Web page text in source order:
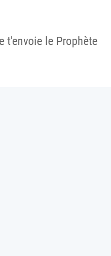
t'envoie le Prophète